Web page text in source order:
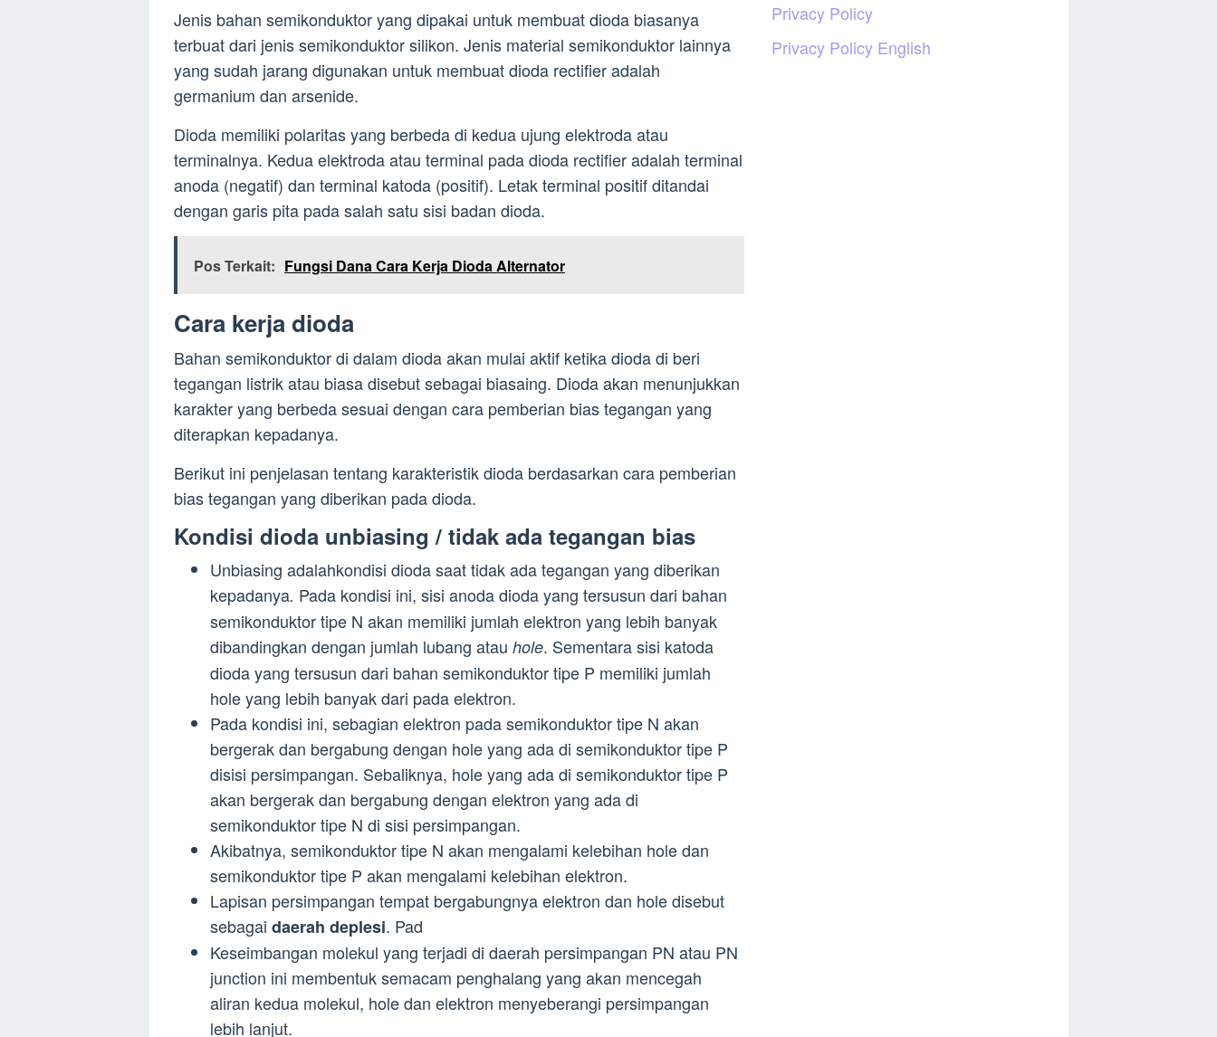
Jenis bahan semikonduktor yang dipakai untuk membuat dioda biasanya
terbuat dari jenis semikonduktor silikon. Jenis material semikonduktor lainnya
yang sudah jarang digunakan untuk membuat dioda rectifier adalah
germanium dan arsenide.
Dioda memiliki polaritas yang berbeda di kedua ujung elektroda atau
terminalnya. Kedua elektroda atau terminal pada dioda rectifier adalah terminal
anoda (negatif) dan terminal katoda (positif). Letak terminal positif ditandai
dengan garis pita pada salah satu sisi badan dioda.
Pos Terkait: Fungsi Dana Cara Kerja Dioda Alternator
Cara kerja dioda
Bahan semikonduktor di dalam dioda akan mulai aktif ketika dioda di beri
tegangan listrik atau biasa disebut sebagai biasaing. Dioda akan menunjukkan
karakter yang berbeda sesuai dengan cara pemberian bias tegangan yang
diterapkan kepadanya.
Berikut ini penjelasan tentang karakteristik dioda berdasarkan cara pemberian
bias tegangan yang diberikan pada dioda.
Kondisi dioda unbiasing / tidak ada tegangan bias
Unbiasing adalahkondisi dioda saat tidak ada tegangan yang diberikan
kepadanya. Pada kondisi ini, sisi anoda dioda yang tersusun dari bahan
semikonduktor tipe N akan memiliki jumlah elektron yang lebih banyak
dibandingkan dengan jumlah lubang atau hole. Sementara sisi katoda
dioda yang tersusun dari bahan semikonduktor tipe P memiliki jumlah
hole yang lebih banyak dari pada elektron.
Pada kondisi ini, sebagian elektron pada semikonduktor tipe N akan
bergerak dan bergabung dengan hole yang ada di semikonduktor tipe P
disisi persimpangan. Sebaliknya, hole yang ada di semikonduktor tipe P
akan bergerak dan bergabung dengan elektron yang ada di
semikonduktor tipe N di sisi persimpangan.
Akibatnya, semikonduktor tipe N akan mengalami kelebihan hole dan
semikonduktor tipe P akan mengalami kelebihan elektron.
Lapisan persimpangan tempat bergabungnya elektron dan hole disebut
sebagai daerah deplesi. Pad
Keseimbangan molekul yang terjadi di daerah persimpangan PN atau PN
junction ini membentuk semacam penghalang yang akan mencegah
aliran kedua molekul, hole dan elektron menyeberangi persimpangan
lebih lanjut.
Privacy Policy
Privacy Policy English